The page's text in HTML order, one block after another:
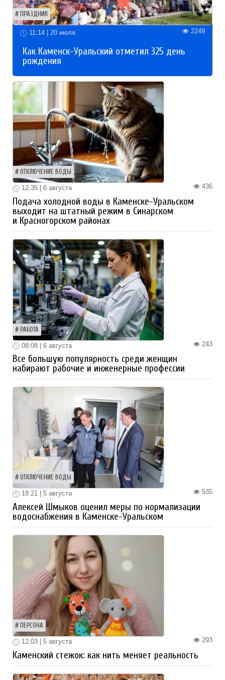
ПРАЗДНИК
11:14 | 20 июля 2249
Как Каменск-Уральский отметил 325 день
рождения
ОТКЛЮЧЕНИЕ ВОДЫ
436
12:35 | 6 августа
Подача холодной воды в Каменске-Уральском
выходит на штатный режим в Синарском
и Красногорском районах
РАБОТА
243
08:08 | 6 августа
Все большую популярность среди женщин
набирают рабочие и инженерные профессии
ОТКЛЮЧЕНИЕ ВОДЫ
535
18:21 | 5 августа
Алексей Шмыков оценил меры по нормализации
водоснабжения в Каменске-Уральском
ПЕРСОНА
293
12:03 | 5 августа
Каменский стежок: как нить меняет реальность